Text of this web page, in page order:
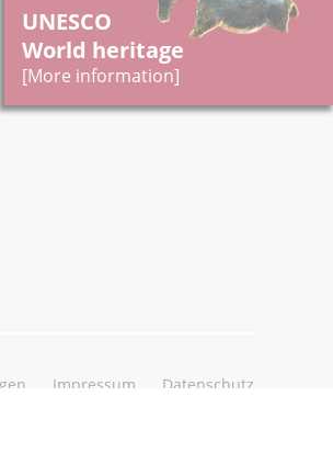
UNESCO
World heritage
[More information]
Impressum Datenschutz